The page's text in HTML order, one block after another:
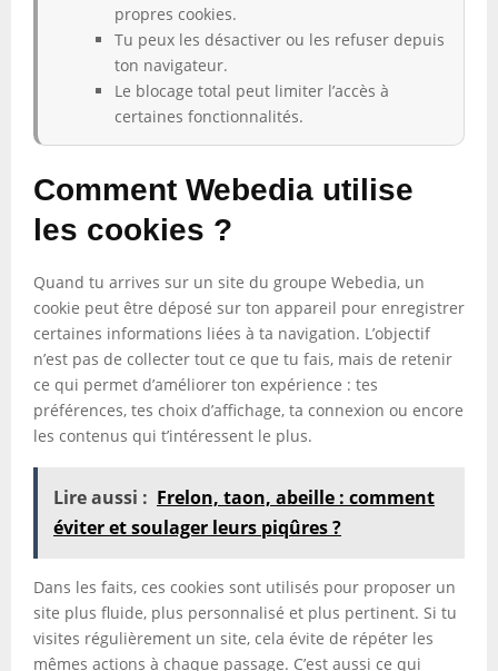
propres cookies.
Tu peux les désactiver ou les refuser depuis
ton navigateur.
Le blocage total peut limiter l’accès à
certaines fonctionnalités.
Comment Webedia utilise
les cookies ?
Quand tu arrives sur un site du groupe Webedia, un
cookie peut être déposé sur ton appareil pour enregistrer
certaines informations liées à ta navigation. L’objectif
n’est pas de collecter tout ce que tu fais, mais de retenir
ce qui permet d’améliorer ton expérience : tes
préférences, tes choix d’affichage, ta connexion ou encore
les contenus qui t’intéressent le plus.
Lire aussi : Frelon, taon, abeille : comment
éviter et soulager leurs piqûres ?
Dans les faits, ces cookies sont utilisés pour proposer un
site plus fluide, plus personnalisé et plus pertinent. Si tu
visites régulièrement un site, cela évite de répéter les
mêmes actions à chaque passage. C’est aussi ce qui